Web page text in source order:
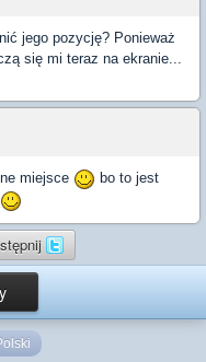
jego pozycję? Ponieważ
się mi teraz na ekranie...
miejsce
bo to jest